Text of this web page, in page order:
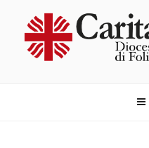
contenuto